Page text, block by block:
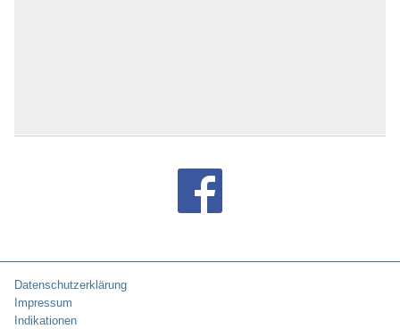
Datenschutzerklärung
Impressum
Indikationen